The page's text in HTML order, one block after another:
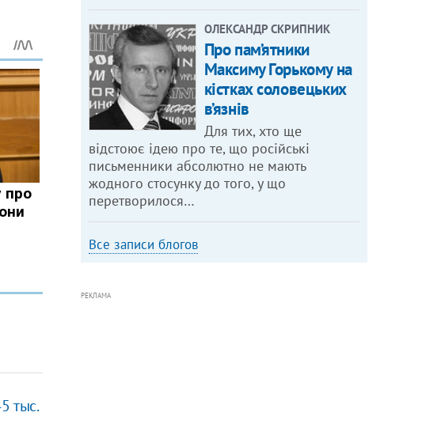
тыс.
ОЛЕКСАНДР СКРИПНИК
Про пам’ятники
Максиму Горькому на
кістках соловецьких
в’язнів
Для тих, хто ще
відстоює ідею про те, що російські
письменники абсолютно не мають
жодного стосунку до того, у що
перетворилося…
Все записи блогов
РЕКЛАМА